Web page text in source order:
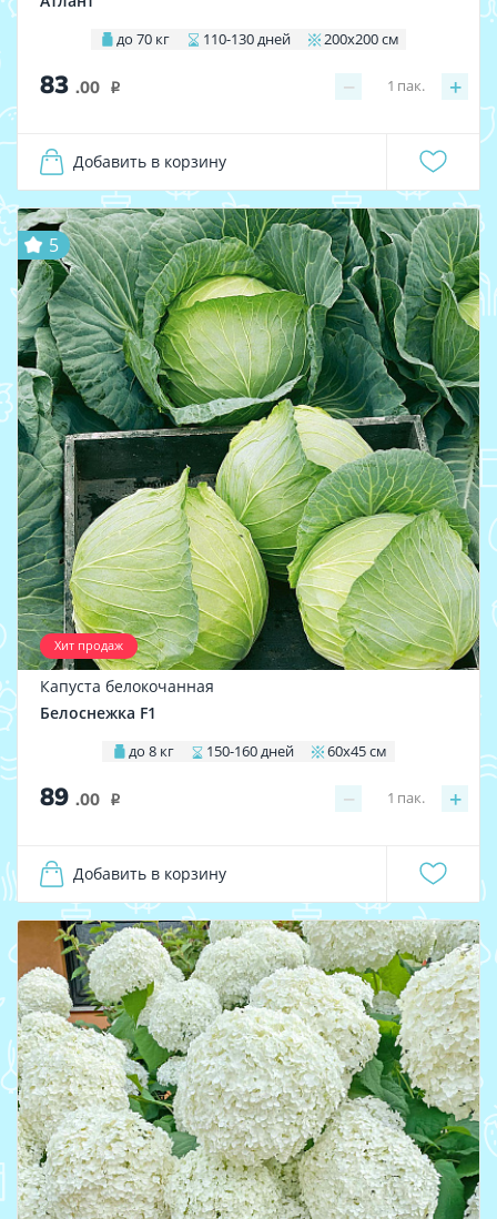
до 70 кг 110-130 дней 200х200 см
83 .00 i − +
1 пак.
Добавить в корзину
Хит продаж
5
Капуста белокочанная
Белоснежка F1
до 8 кг 150-160 дней 60х45 см
89 .00 i − +
1 пак.
Добавить в корзину